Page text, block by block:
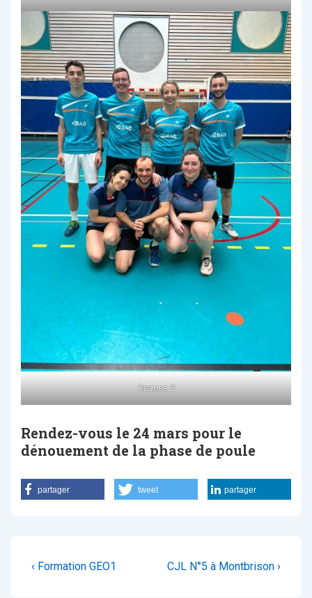
Roanne 2
Rendez-vous le 24 mars pour le
dénouement de la phase de poule
partager tweet partager
Navigation
Previous
‹ Formation GEO1
Next
CJL N°5 à Montbrison ›